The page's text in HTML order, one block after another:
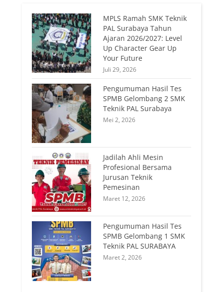
MPLS Ramah SMK Teknik
PAL Surabaya Tahun
Ajaran 2026/2027: Level
Up Character Gear Up
Your Future
Juli 29, 2026
Pengumuman Hasil Tes
SPMB Gelombang 2 SMK
Teknik PAL Surabaya
Mei 2, 2026
Jadilah Ahli Mesin
Profesional Bersama
Jurusan Teknik
Pemesinan
Maret 12, 2026
Pengumuman Hasil Tes
SPMB Gelombang 1 SMK
Teknik PAL SURABAYA
Maret 2, 2026